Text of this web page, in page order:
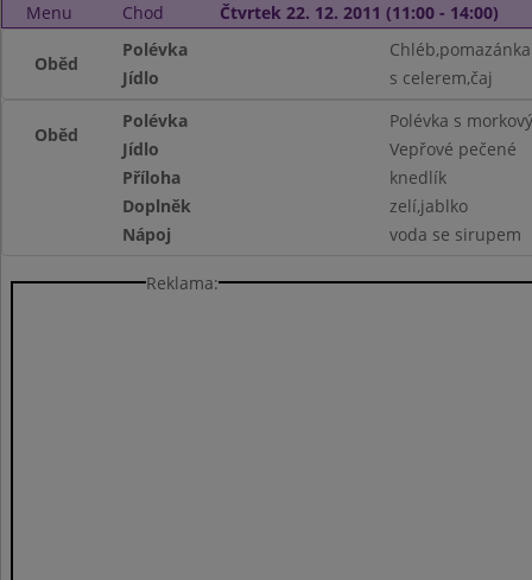
Menu
Chod Čtvrtek 22. 12. 2011 (11:00 - 14:00)
Oběd
Polévka
Jídlo
s celerem,čaj
Oběd
Polévka
Polévka s
Jídlo
Vepřové pečené
Příloha
knedlík
Doplněk
zelí,jablko
Nápoj
voda se sirupem
Reklama: